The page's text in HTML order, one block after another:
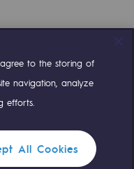
Compte LinkedinCompte Youtube
agree to the storing of
navigation, analyze
efforts.
All Cookies